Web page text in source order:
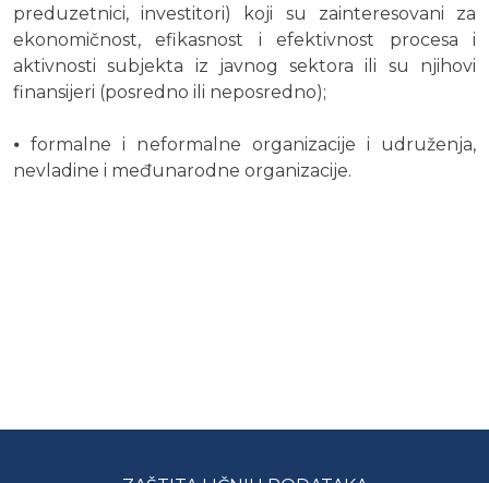
preduzetnici, investitori) koji su zainteresovani za
ekonomičnost, efikasnost i efektivnost procesa i
aktivnosti subjekta iz javnog sektora ili su njihovi
finansijeri (posredno ili neposredno);
⦁ formalne i neformalne organizacije i udruženja,
nevladine i međunarodne organizacije.